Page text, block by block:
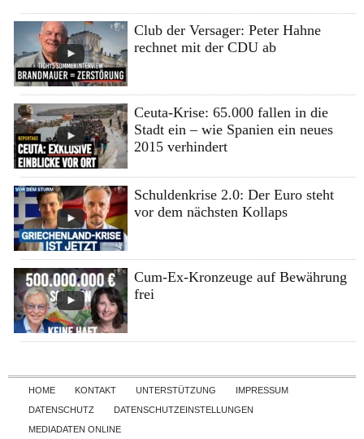
Club der Versager: Peter Hahne
rechnet mit der CDU ab
Ceuta-Krise: 65.000 fallen in die
Stadt ein – wie Spanien ein neues
2015 verhindert
Schuldenkrise 2.0: Der Euro steht
vor dem nächsten Kollaps
Cum-Ex-Kronzeuge auf Bewährung
frei
Skip to content
HOME KONTAKT UNTERSTÜTZUNG
IMPRESSUM
DATENSCHUTZ
DATENSCHUTZEINSTELLUNGEN
MEDIADATEN ONLINE